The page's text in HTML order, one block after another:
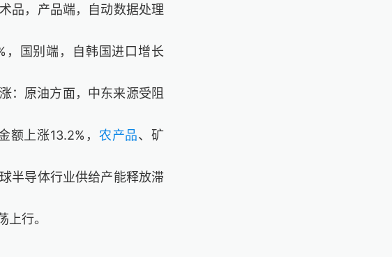
品，产品端，自动数据处理
国别端，自韩国进口增长
：原油方面，中东来源受阻
上涨13.2%， 农产品、矿
半导体行业供给产能释放滞
行。